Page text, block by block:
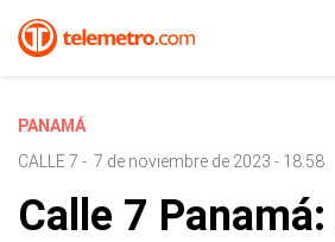
PANAMÁ
CALLE 7 - 7 de noviembre de 2023 - 18:58
Calle 7